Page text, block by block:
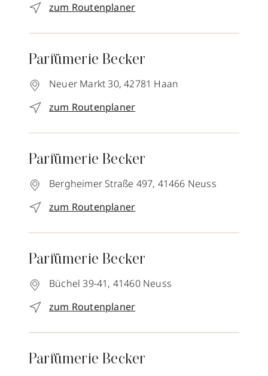
zum Routenplaner
Parfümerie Becker
Neuer Markt 30, 42781 Haan
zum Routenplaner
Parfümerie Becker
Bergheimer Straße 497, 41466 Neuss
zum Routenplaner
Parfümerie Becker
Büchel 39-41, 41460 Neuss
zum Routenplaner
Parfümerie Becker